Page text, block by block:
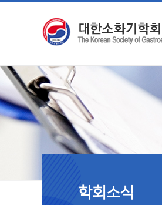
학회소식